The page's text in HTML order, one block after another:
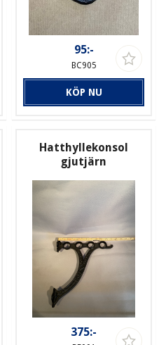
95:-
BC905
KÖP NU
Hatthyllekonsol
gjutjärn
375:-